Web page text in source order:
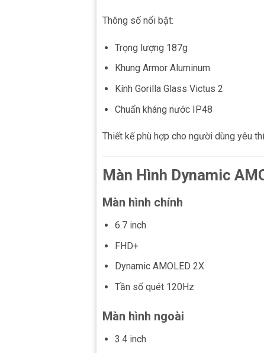
Thông số nổi bật:
Trọng lượng 187g
Khung Armor Aluminum
Kính Gorilla Glass Victus 2
Chuẩn kháng nước IP48
Thiết kế phù hợp cho người dùng yêu
Màn Hình Dynamic
Màn hình chính
6.7 inch
FHD+
Dynamic AMOLED 2X
Tần số quét 120Hz
Màn hình ngoài
3.4 inch